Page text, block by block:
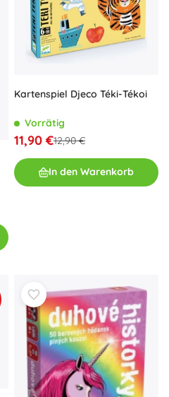
Kartenspiel Djeco Téki-Tékoi
Vorrätig
11,90 €12,90 €
In den Warenkorb